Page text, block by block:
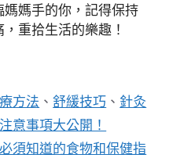
媽手的你，記得保持
重拾生活的樂趣！
方法 、舒緩技巧 、 針灸
意事項大公開！
須知道的食物和保健指